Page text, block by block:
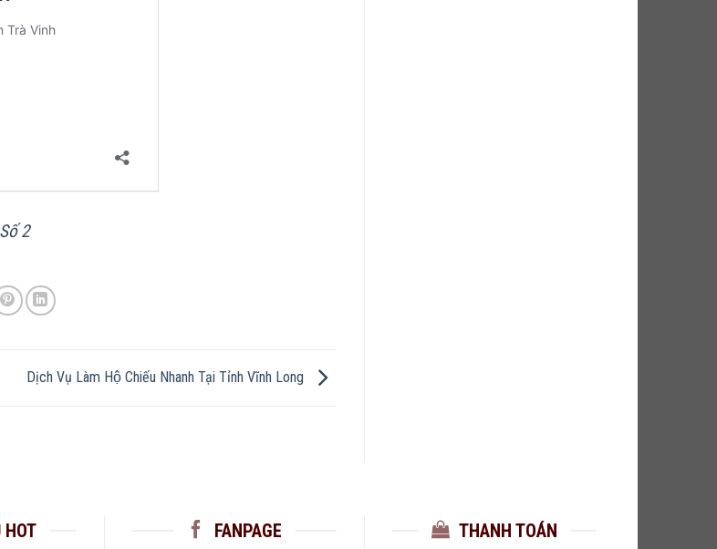
2
Dịch Vụ Làm Hộ Chiếu Nhanh Tại Tỉnh Vĩnh Long
HOT FANPAGE THANH TOÁN